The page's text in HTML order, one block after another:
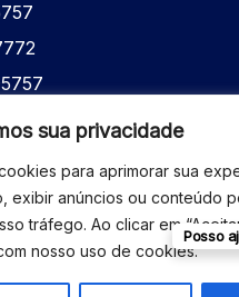
sua privacidade
para aprimorar sua
exibir anúncios ou conteúdo
tráfego. Ao clicar em
nosso uso de cookies.
TÉCNICA
Posso